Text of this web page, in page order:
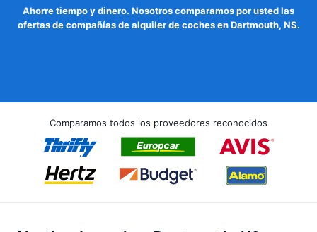
Ahorre tiempo y dinero. Nosotros comparamos por usted las
ofertas de compañías de alquiler de coches en Dartmouth, NS.
Comparamos todos los proveedores reconocidos